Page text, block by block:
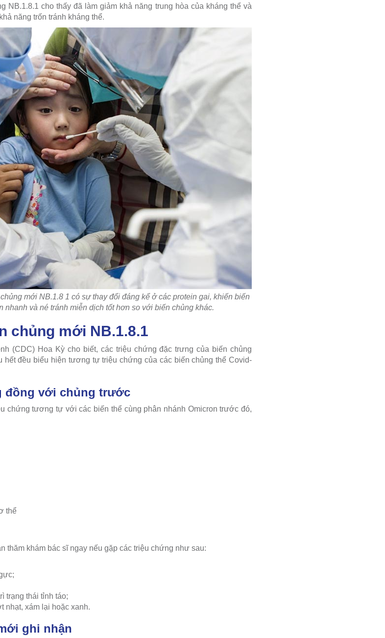
NB.1.8.1 cho thấy đã làm giảm khả năng trung hòa của kháng thể và
năng trốn tránh kháng thể.
mới NB.1.8 1 có sự thay đổi đáng kể ở các protein gai, khiến biến
nhanh và né tránh miễn dịch tốt hơn so với biến chủng khác.
chủng mới NB.1.8.1
(CDC) Hoa Kỳ cho biết, các triệu chứng đặc trưng của biến chủng
hết đều biểu hiện tương tự triệu chứng của các biến chủng thể Covid-
đồng với chủng trước
chứng tương tự với các biến thể cùng phân nhánh Omicron trước đó,
thể
thăm khám bác sĩ ngay nếu gặp các triệu chứng như sau:
trạng thái tỉnh táo;
nhạt, xám lại hoặc xanh.
ghi nhận